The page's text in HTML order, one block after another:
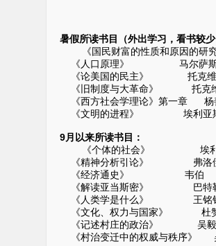
暑假所读书目（外出学习，看书较
《国民财富的性质和原因的研究
《人口原理》 马尔萨
《论美国的民主》 托克维
《旧制度与大革命》 托克
《西方社会学理论》第一章 杨
《文明的进程》 埃利亚
9月以来所读书目：
《个体的社会》 埃利
《精神分析引论》 弗洛
《经济通史》 韦伯
《解读亚当斯密》 巴特
《人类学是什么》 王铭
《文化、权力与国家》 杜
《记述村庄的政治》 吴毅
《村治变迁中的权威与秩序》